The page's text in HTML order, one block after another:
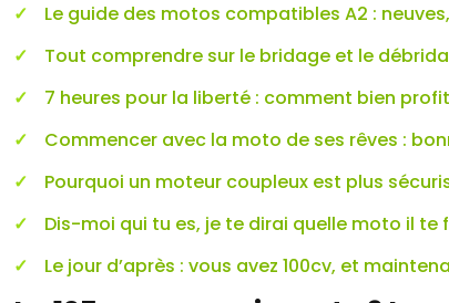
Le guide des motos compatibles A2 :
Tout comprendre sur le bridage et le
7 heures pour la liberté : comment bien
Commencer avec la moto de ses rêves :
Pourquoi un moteur coupleux est plus
Dis-moi qui tu es, je te dirai quelle moto il
Le jour d’après : vous avez 100cv, et